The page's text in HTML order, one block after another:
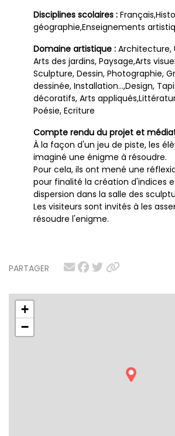
PARTAGER
+
−
Disciplines scolaires :
géographie,Enseignements
Domaine artistique : Architecture,
Arts des jardins, Paysage,Arts
Sculpture, Dessin, Photographie,
dessinée, Installation…,Design,
décoratifs, Arts
Poésie, Ecriture
Compte rendu du projet et
À la façon d'un jeu de piste, les
imaginé une énigme à résoudre.
Pour cela, ils ont mené une
pour finalité la création d'indices
dispersion dans la salle des
Les visiteurs sont invités à les
résoudre l'enigme.